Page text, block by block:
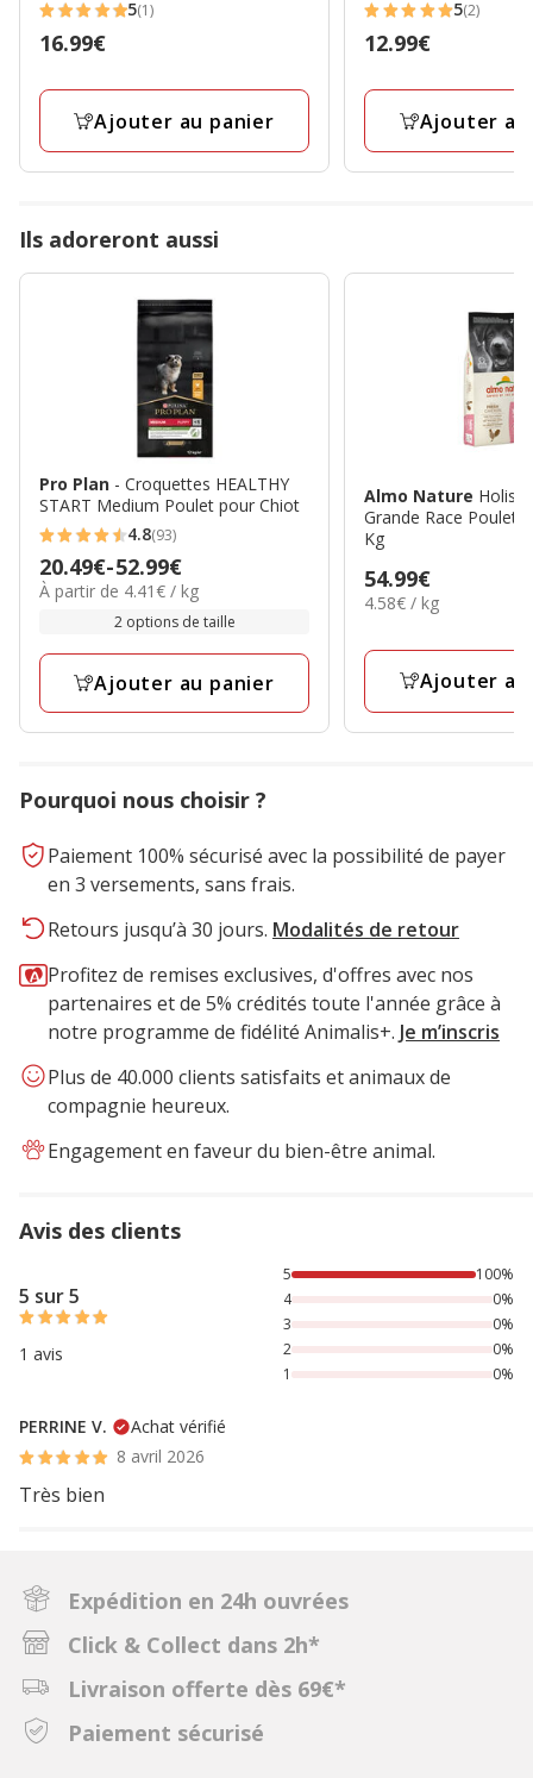
5
étoiles
5(1)
Prix
16.99€
Ajouter au panier
5
étoiles
5(2)
Prix
12.99€
Ajouter
Ils adoreront aussi
Pro Plan - Croquettes HEALTHY
START Medium Poulet pour Chiot
4.8
étoiles
avec
avis
4.8(93)
Prix
de
à
52.99€
20.49€-52.99€
4.41€
À partir de 4.41€ / kg
2 options de taille
Ajouter au panier
Almo Nature
Grande Race Poulet
Kg
Prix
54.99€
54.99€
4.58€
Kg
4.58€ / kg
Ajouter
Pourquoi nous choisir ?
Paiement 100% sécurisé avec la possibilité de payer
en 3 versements, sans frais.
Retours jusqu’à 30 jours. Modalités de retour
Profitez de remises exclusives, d'offres avec nos
partenaires et de 5% crédités toute l'année grâce à
notre programme de fidélité Animalis+. Je m’inscris
Plus de 40.000 clients satisfaits et animaux de
compagnie heureux.
Engagement en faveur du bien-être animal.
Avis des clients
5 sur 5
1 avis
100% des personnes lont noté avec {1} étoiles,
5
100%
4
0%
3
0%
2
0%
1
0%
PERRINE V.
Achat vérifié
8 avril 2026
Très bien
Expédition en 24h ouvrées
Click & Collect dans 2h*
Livraison offerte dès 69€*
Paiement sécurisé